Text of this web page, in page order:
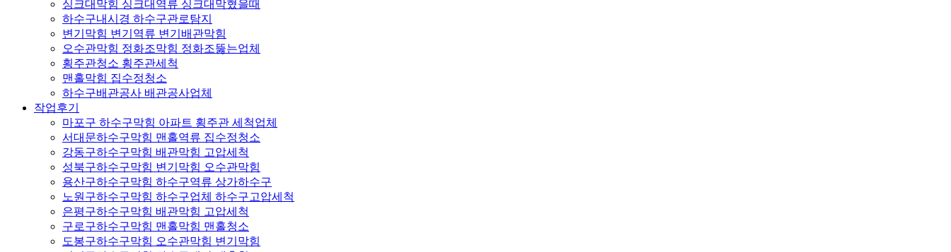
싱크대막힘 싱크대역류 싱크대막혔을때
하수구내시경 하수구관로탐지
변기막힘 변기역류 변기배관막힘
오수관막힘 정화조막힘 정화조뚫는업체
횡주관청소 횡주관세척
맨홀막힘 집수정청소
하수구배관공사 배관공사업체
작업후기
마포구 하수구막힘 아파트 횡주관 세척업체
서대문하수구막힘 맨홀역류 집수정청소
강동구하수구막힘 배관막힘 고압세척
성북구하수구막힘 변기막힘 오수관막힘
용산구하수구막힘 하수구역류 상가하수구
노원구하수구막힘 하수구업체 하수구고압세척
은평구하수구막힘 배관막힘 고압세척
구로구하수구막힘 맨홀막힘 맨홀청소
도봉구하수구막힘 오수관막힘 변기막힘